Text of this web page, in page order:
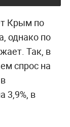
Крым по
однако по
Так, в
спрос на
3,9%, в